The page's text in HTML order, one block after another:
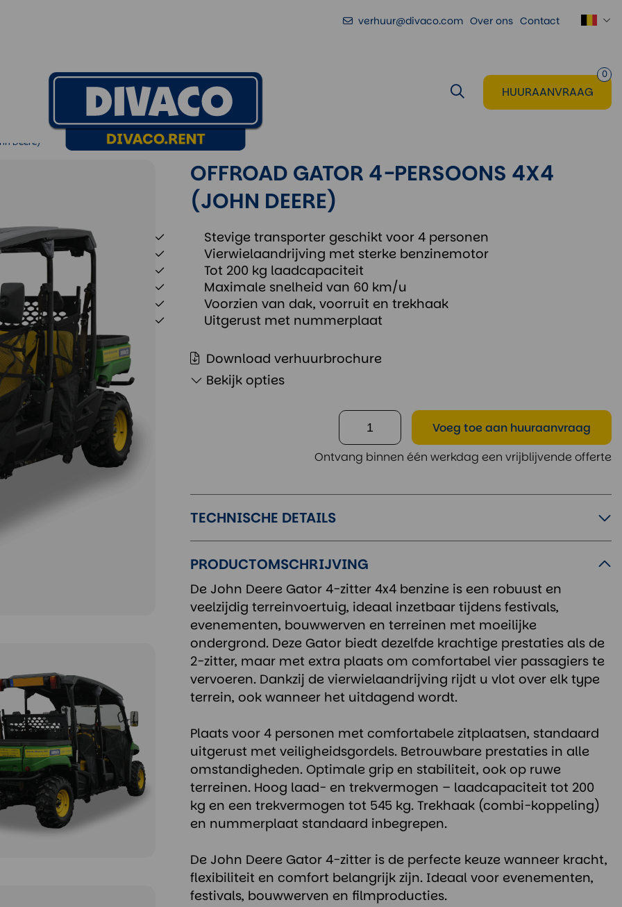
verhuur@divaco.com Over ons Contact
0
HUURAANVRAAG
Deere)
OFFROAD GATOR 4-PERSOONS 4X4
(JOHN DEERE)
Stevige transporter geschikt voor 4 personen
Vierwielaandrijving met sterke benzinemotor
Tot 200 kg laadcapaciteit
Maximale snelheid van 60 km/u
Voorzien van dak, voorruit en trekhaak
Uitgerust met nummerplaat
Download verhuurbrochure
Bekijk opties
Voeg toe aan huuraanvraag
Ontvang binnen één werkdag een vrijblijvende offerte
TECHNISCHE DETAILS
PRODUCTOMSCHRIJVING
De John Deere Gator 4-zitter 4x4 benzine is een robuust en
veelzijdig terreinvoertuig, ideaal inzetbaar tijdens festivals,
evenementen, bouwwerven en terreinen met moeilijke
ondergrond. Deze Gator biedt dezelfde krachtige prestaties als de
2-zitter, maar met extra plaats om comfortabel vier passagiers te
vervoeren. Dankzij de vierwielaandrijving rijdt u vlot over elk type
terrein, ook wanneer het uitdagend wordt.
Plaats voor 4 personen met comfortabele zitplaatsen, standaard
uitgerust met veiligheidsgordels. Betrouwbare prestaties in alle
omstandigheden. Optimale grip en stabiliteit, ook op ruwe
terreinen. Hoog laad- en trekvermogen – laadcapaciteit tot 200
kg en een trekvermogen tot 545 kg. Trekhaak (combi-koppeling)
en nummerplaat standaard inbegrepen.
De John Deere Gator 4-zitter is de perfecte keuze wanneer kracht,
flexibiliteit en comfort belangrijk zijn. Ideaal voor evenementen,
festivals, bouwwerven en filmproducties.